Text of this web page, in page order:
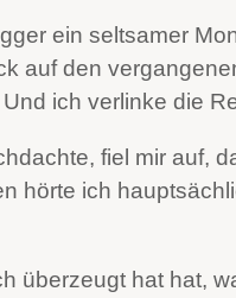
ein seltsamer
auf den
ich verlinke die
fiel mir auf,
hörte ich
überzeugt hat hat,